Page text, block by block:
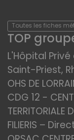
Toutes les fiches
TOP
L'Hôpital Privé
Saint-Priest,
OHS DE
CDG 12 -
TERRITORIALE
FILIERIS –